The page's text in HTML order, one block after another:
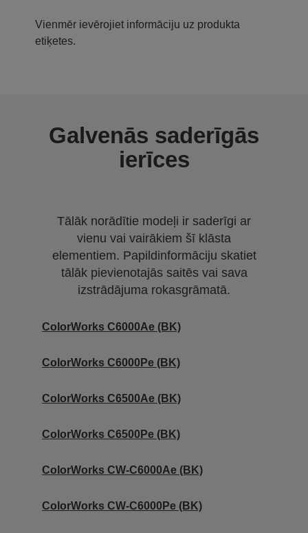
Vienmēr ievērojiet informāciju uz produkta
etiķetes.
Galvenās saderīgās
ierīces
Tālāk norādītie modeļi ir saderīgi ar
vienu vai vairākiem šī klāsta
elementiem. Papildinformāciju skatiet
tālāk pievienotajās saitēs vai sava
izstrādājuma rokasgrāmatā.
ColorWorks C6000Ae (BK)
ColorWorks C6000Pe (BK)
ColorWorks C6500Ae (BK)
ColorWorks C6500Pe (BK)
ColorWorks CW-C6000Ae (BK)
ColorWorks CW-C6000Pe (BK)